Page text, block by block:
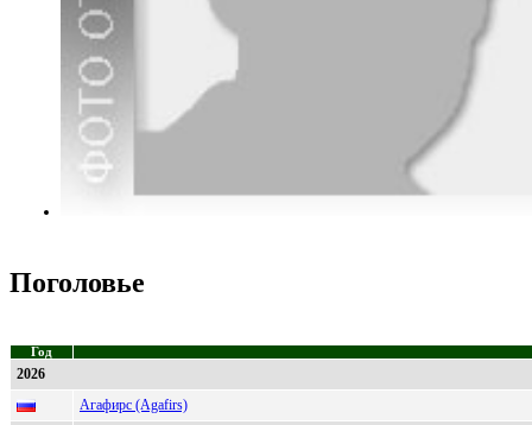
Поголовье
Год
2026
Агафирс (Agafirs)